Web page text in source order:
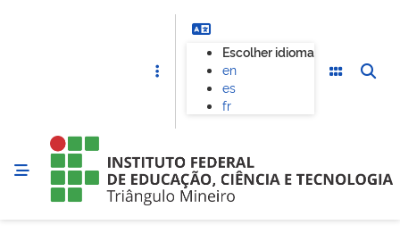
Escolher idioma
en
es
fr